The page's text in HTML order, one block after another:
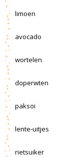
limoen
avocado
wortelen
doperwten
paksoi
lente-uitjes
rietsuiker